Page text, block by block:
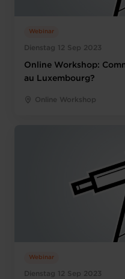
Dienstag 12 Sep 2023
Webinar
Online Workshop:
au Luxembourg?
Online Workshop
Dienstag 12 Sep 2023
Webinar